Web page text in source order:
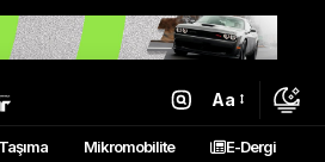
Aa
Mikromobilite E-Dergi